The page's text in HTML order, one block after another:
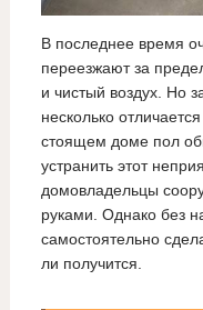
В последнее время
переезжают за
и чистый воздух. Но
несколько
стоящем доме пол
устранить этот
домовладельцы
руками. Однако без
самостоятельно
ли получится.